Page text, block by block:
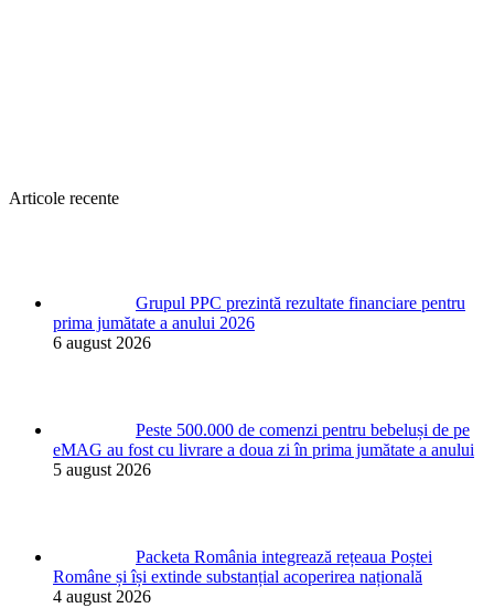
Articole recente
Grupul PPC prezintă rezultate financiare pentru
prima jumătate a anului 2026
6 august 2026
Peste 500.000 de comenzi pentru bebeluși de pe
eMAG au fost cu livrare a doua zi în prima jumătate a anului
5 august 2026
Packeta România integrează rețeaua Poștei
Române și își extinde substanțial acoperirea națională
4 august 2026